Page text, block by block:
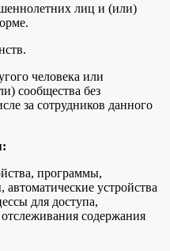
лиц и (или)
человека или
сообщества без
за сотрудников данного
программы,
устройства
для доступа,
содержания